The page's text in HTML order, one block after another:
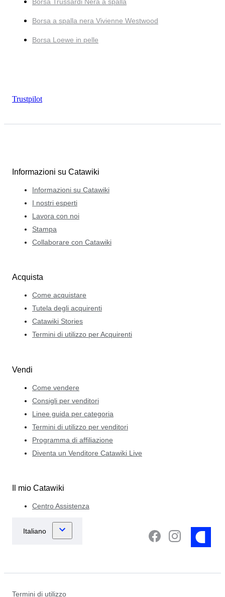
Borsa a spalla nera Vivienne Westwood
Borsa Loewe in pelle
Trustpilot
Informazioni su Catawiki
Informazioni su Catawiki
I nostri esperti
Lavora con noi
Stampa
Collaborare con Catawiki
Acquista
Come acquistare
Tutela degli acquirenti
Catawiki Stories
Termini di utilizzo per Acquirenti
Vendi
Come vendere
Consigli per venditori
Linee guida per categoria
Termini di utilizzo per venditori
Programma di affiliazione
Diventa un Venditore Catawiki Live
Il mio Catawiki
Centro Assistenza
Termini di utilizzo